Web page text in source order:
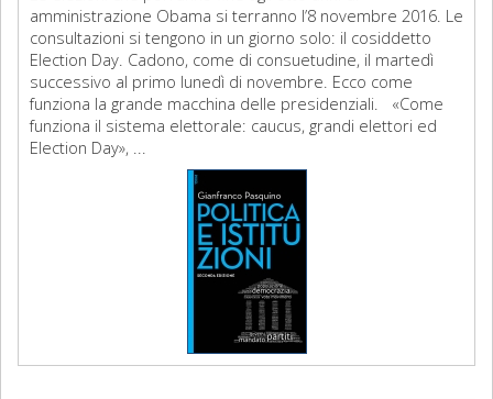
amministrazione Obama si terranno l’8 novembre 2016. Le
consultazioni si tengono in un giorno solo: il cosiddetto
Election Day. Cadono, come di consuetudine, il martedì
successivo al primo lunedì di novembre. Ecco come
funziona la grande macchina delle presidenziali. «Come
funziona il sistema elettorale: caucus, grandi elettori ed
Election Day», ...